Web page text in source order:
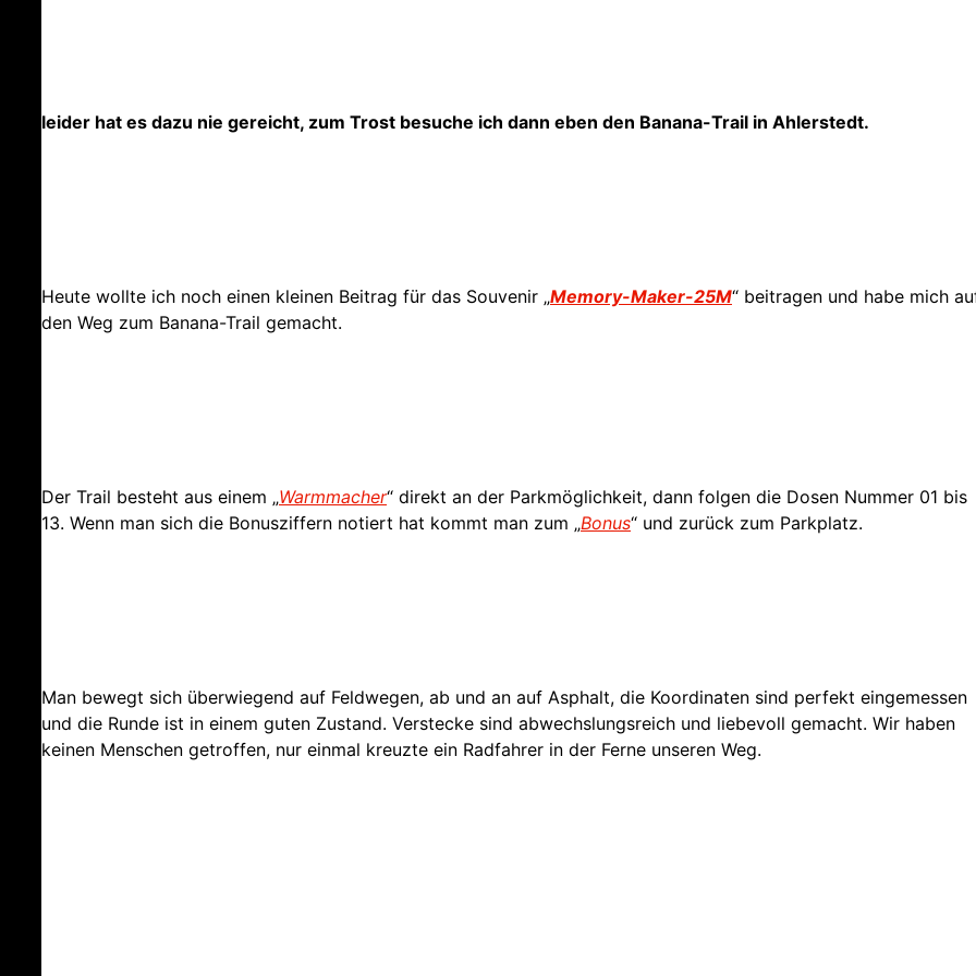
leider hat es dazu nie gereicht, zum Trost besuche ich dann eben den Banana-Trail in Ahlerstedt.
Heute wollte ich noch einen kleinen Beitrag für das Souvenir „Memory-Maker-25M“ beitragen und habe mich
den Weg zum Banana-Trail gemacht.
Der Trail besteht aus einem „Warmmacher“ direkt an der Parkmöglichkeit, dann folgen die Dosen Nummer 01 bis
13. Wenn man sich die Bonusziffern notiert hat kommt man zum „Bonus“ und zurück zum Parkplatz.
Man bewegt sich überwiegend auf Feldwegen, ab und an auf Asphalt, die Koordinaten sind perfekt eingemessen
und die Runde ist in einem guten Zustand. Verstecke sind abwechslungsreich und liebevoll gemacht. Wir haben
keinen Menschen getroffen, nur einmal kreuzte ein Radfahrer in der Ferne unseren Weg.